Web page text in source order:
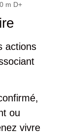
m D+
actions
ou
vivre